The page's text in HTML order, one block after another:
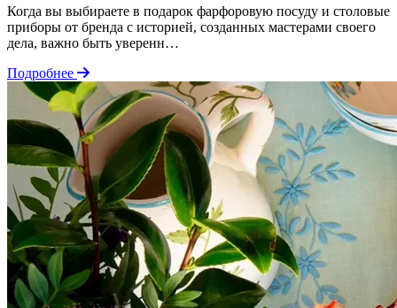
Когда вы выбираете в подарок фарфоровую посуду и столовые
приборы от бренда с историей, созданных мастерами своего
дела, важно быть уверенн…
Подробнее